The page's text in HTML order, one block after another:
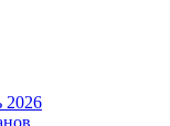
2026